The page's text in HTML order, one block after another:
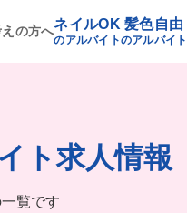
の方へネイルOK
のアルバイト
髪色自由
のアルバイト
ト求人情報
覧です